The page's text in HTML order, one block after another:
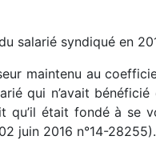
salarié syndiqué en
maintenu au
qui n’avait bénéficié
était fondé à se
juin 2016 n°14-28255).